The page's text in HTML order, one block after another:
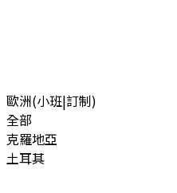
歐洲(小班|訂制)
全部
克羅地亞
土耳其